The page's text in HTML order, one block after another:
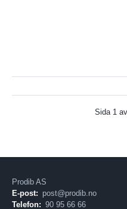
Sida 1 av
Prodib AS
E-post: post@prodib.no
Telefon: 90 95 66 66